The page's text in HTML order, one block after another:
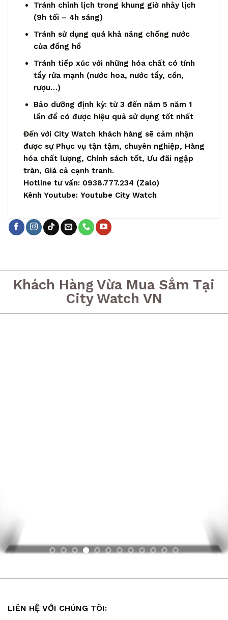
Tránh chỉnh lịch trong khung giờ nhảy lịch
(9h tối – 4h sáng)
Tránh sử dụng quá khả năng chống nước
của đồng hồ
Tránh tiếp xúc với những hóa chất có tính
tẩy rửa mạnh (nước hoa, nước tẩy, cồn,
rượu…)
Bảo dưỡng định kỳ: từ 3 đến năm 5 năm 1
lần để có được hiệu quả sử dụng tốt nhất
Đến với City Watch khách hàng sẽ cảm nhận
được sự Phục vụ tận tậm, chuyên nghiệp, Hàng
hóa chất lượng, Chính sách tốt, Ưu đãi ngập
tràn, Giá cả cạnh tranh.
Hotline tư vấn: 0938.777.234 (Zalo)
Kênh Youtube: Youtube City Watch
Khách Hàng Vừa Mua Sắm Tại
City Watch VN
LIÊN HỆ VỚI CHÚNG TÔI: